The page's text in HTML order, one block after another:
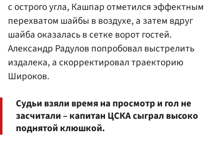
с острого угла, Кашпар отметился эффектным
перехватом шайбы в воздухе, а затем вдруг
шайба оказалась в сетке ворот гостей.
Александр Радулов попробовал выстрелить
издалека, а скорректировал траекторию
Широков.
Судьи взяли время на просмотр и гол не
засчитали – капитан ЦСКА сыграл высоко
поднятой клюшкой.